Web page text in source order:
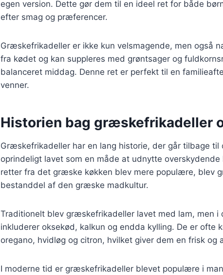
egen version. Dette gør dem til en ideel ret for både
efter smag og præferencer.
Græskefrikadeller er ikke kun velsmagende, men også
fra kødet og kan suppleres med grøntsager og
balanceret middag. Denne ret er perfekt til en
venner.
Historien bag græskefrikadeller
Græskefrikadeller har en lang historie, der går tilbage
oprindeligt lavet som en måde at udnytte
retter fra det græske køkken blev mere populære, blev
bestanddel af den græske madkultur.
Traditionelt blev græskefrikadeller lavet med lam, men i
inkluderer oksekød, kalkun og endda kylling. De er ofte
oregano, hvidløg og citron, hvilket giver dem en frisk og
I moderne tid er græskefrikadeller blevet populære i